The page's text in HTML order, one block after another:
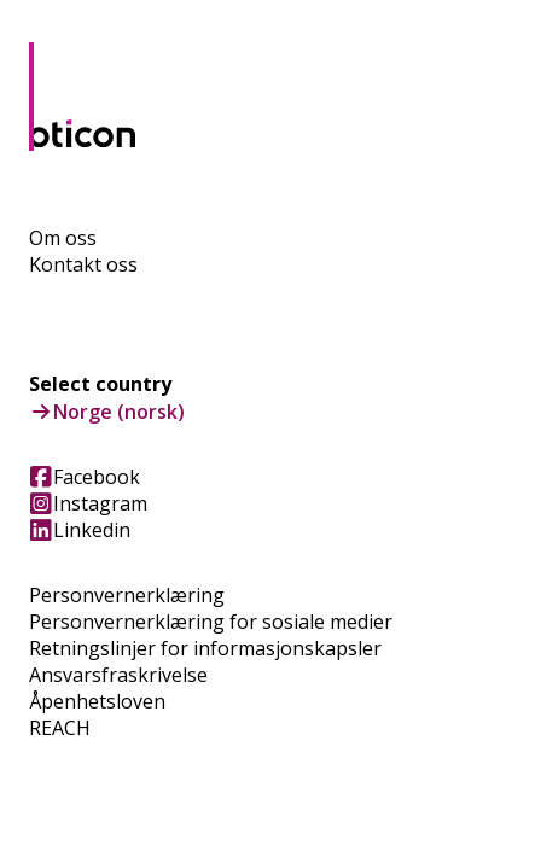
Om oss
Kontakt oss
Personvernerklæring
Personvernerklæring for sosiale medier
Retningslinjer for informasjonskapsler
Ansvarsfraskrivelse
Åpenhetsloven
REACH
Select country
Norge (norsk)
Facebook
Instagram
Linkedin